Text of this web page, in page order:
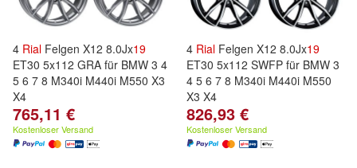
4 Rial Felgen X12 8.0Jx19
ET30 5x112 GRA für BMW 3 4
5 6 7 8 M340i M440i M550 X3
X4
765,11 €
Kostenloser Versand
4 Rial Felgen X12 8.0Jx19
ET30 5x112 SWFP für BMW 3
4 5 6 7 8 M340i M440i M550
X3 X4
826,93 €
Kostenloser Versand